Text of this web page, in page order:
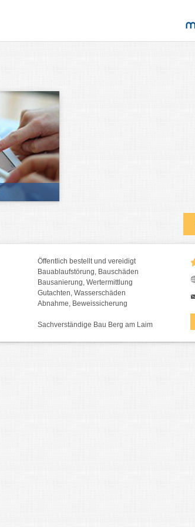
Öffentlich bestellt und vereidigt
Bauablaufstörung, Bauschäden
Bausanierung, Wertermittlung
Gutachten, Wasserschäden
Abnahme, Beweissicherung
Sachverständige Bau Berg am Laim